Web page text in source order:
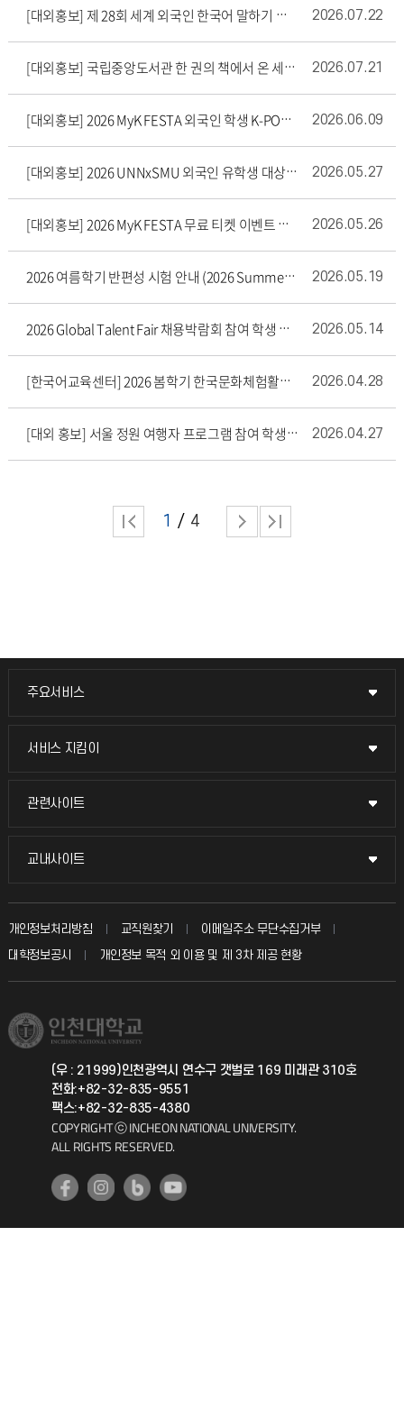
[대외홍보] 제 28회 세계 외국인 한국어 말하기 대회 참여 요청 2026.07.22
[대외홍보] 국립중앙도서관 한 권의 책에서 온 세계로, K-콘텐츠 2026.07.21
[대외홍보] 2026 MyK FESTA 외국인 학생 K-POP 콘서트 초청 안내 2026.06.09
[대외홍보] 2026 UNNxSMU 외국인 유학생 대상 K-POP 체험 교육 프로그램 참여자 모집 2026.05.27
[대외홍보] 2026 MyK FESTA 무료 티켓 이벤트 참여 학생 모집 2026.05.26
2026 여름학기 반편성 시험 안내 (2026 Summer Placement Test Schedule) 2026.05.19
2026 Global Talent Fair 채용박람회 참여 학생 모집 2026.05.14
[한국어교육센터] 2026 봄학기 한국문화체험활동&본교 탐방 프로그램 영상 콘테스트 응모 및 투표 안내 2026.04.28
[대외 홍보] 서울 정원 여행자 프로그램 참여 학생 모집 안내 2026.04.27
1 4
주요서비스
주요서비스
교무회의방송
입학안내
취업정보(학생)
서비스 지킴이
서비스 지킴이
묻고 답하기
칭찬마당
학생서비스 지킴이
관련사이트
관련사이트
국방헬프콜
총동문회
교내사이트
교내사이트
교수회
교육혁신본부
국제지원과
공자아카데미
기초교육원
공학교육혁신센터
개인정보처리방침 교직원찾기
이메일주소 무단수집거부
대학정보공시
개인정보 목적 외 이용 및 제 3차 제공 현황
(우 : 21999)인천광역시 연수구 갯벌로 169 미래관 310호
전화:+82-32-835-9551
팩스:+82-32-835-4380
COPYRIGHT ⓒ INCHEON NATIONAL UNIVERSITY.
ALL RIGHTS RESERVED.